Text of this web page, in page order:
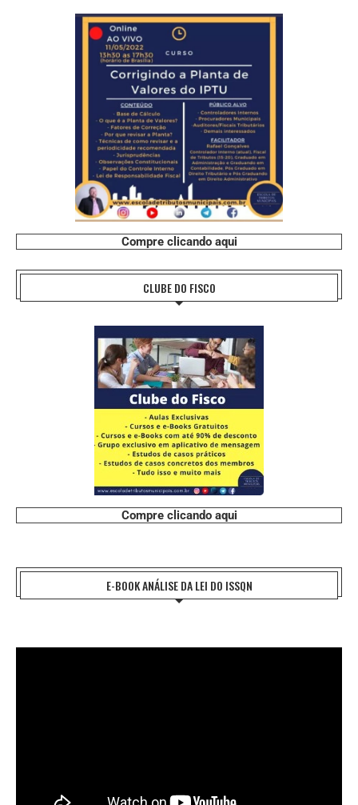
Compre clicando aqui
CLUBE DO FISCO
Compre clicando aqui
E-BOOK ANÁLISE DA LEI DO ISSQN